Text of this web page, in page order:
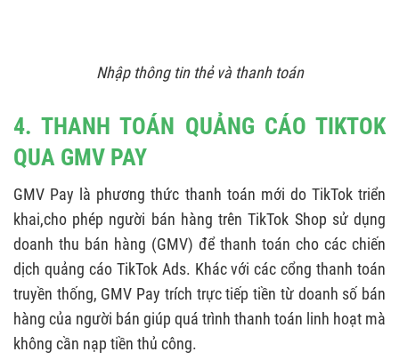
Nhập thông tin thẻ và thanh toán
4. THANH TOÁN QUẢNG CÁO TIKTOK
QUA GMV PAY
GMV Pay là phương thức thanh toán mới do TikTok triển
khai,cho phép người bán hàng trên TikTok Shop sử dụng
doanh thu bán hàng (GMV) để thanh toán cho các chiến
dịch quảng cáo TikTok Ads. Khác với các cổng thanh toán
truyền thống, GMV Pay trích trực tiếp tiền từ doanh số bán
hàng của người bán giúp quá trình thanh toán linh hoạt mà
không cần nạp tiền thủ công.